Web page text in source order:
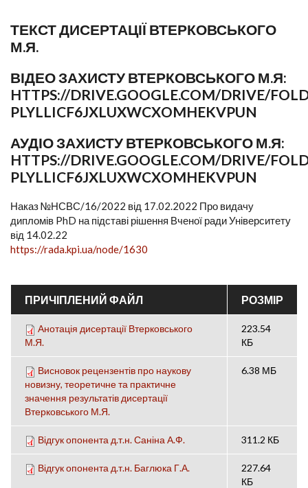
ТЕКСТ ДИСЕРТАЦІЇ ВТЕРКОВСЬКОГО
М.Я.
ВІДЕО ЗАХИСТУ ВТЕРКОВСЬКОГО М.Я:
HTTPS://DRIVE.GOOGLE.COM/DRIVE/
PLYLLICF6JXLUXWCXOMHEKVPUN
АУДІО ЗАХИСТУ ВТЕРКОВСЬКОГО М.Я:
HTTPS://DRIVE.GOOGLE.COM/DRIVE/
PLYLLICF6JXLUXWCXOMHEKVPUN
Наказ №НСВС/16/2022 від 17.02.2022 Про видачу
дипломів PhD на підставі рішення Вченої ради Університету
від 14.02.22
https://rada.kpi.ua/node/1630
ПРИЧІПЛЕНИЙ ФАЙЛ РОЗМІР
Анотація дисертації Втерковського
М.Я.
223.54
КБ
Висновок рецензентів про наукову
новизну, теоретичне та практичне
значення результатів дисертації
Втерковського М.Я.
6.38 МБ
Відгук опонента д.т.н. Саніна А.Ф. 311.2 КБ
Відгук опонента д.т.н. Баглюка Г.А.
227.64
КБ